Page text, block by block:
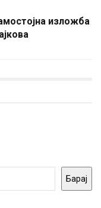
изложба
Барај